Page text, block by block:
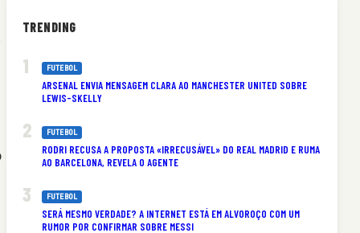
TRENDING
FUTEBOL
ARSENAL ENVIA MENSAGEM CLARA AO MANCHESTER UNITED SOBRE
LEWIS-SKELLY
FUTEBOL
RODRI RECUSA A PROPOSTA «IRRECUSÁVEL» DO REAL MADRID E RUMA
AO BARCELONA, REVELA O AGENTE
FUTEBOL
SERÁ MESMO VERDADE? A INTERNET ESTÁ EM ALVOROÇO COM UM
RUMOR POR CONFIRMAR SOBRE MESSI